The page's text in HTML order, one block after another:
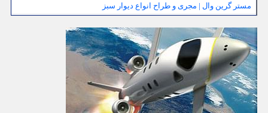
مستر گرین وال | مجری و طراح انواع دیوار سبز